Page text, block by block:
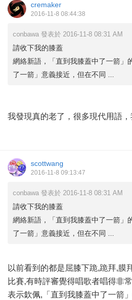
cremaker
2016-11-8 08:44:38
conbawa 發表於 2016-11-8 08:31 AM
請收下我的膝蓋
網絡新語，「直到我膝蓋中了一箭」
了一箭」意義接近，但在不同 ...
我發現真的老了，很多現代用語，
scottwang
2016-11-8 09:13:47
conbawa 發表於 2016-11-8 08:31 AM
請收下我的膝蓋
網絡新語，「直到我膝蓋中了一箭」
了一箭」意義接近，但在不同 ...
以前看到的都是屈膝下跪,跪拜,膜
比賽,有時評審覺得唱歌者唱得非
表示欽佩,「直到我膝蓋中了一箭